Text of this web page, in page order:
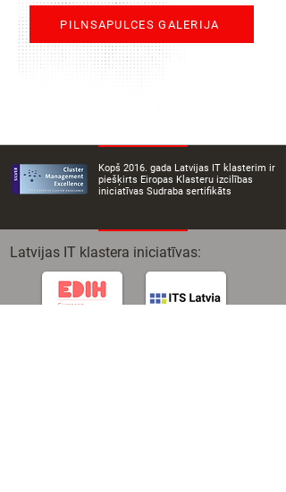
PILNSAPULCES GALERIJA
Kopš 2016. gada Latvijas IT klasterim ir
piešķirts Eiropas Klasteru izcilības
iniciatīvas Sudraba sertifikāts
Latvijas IT klastera iniciatīvas: